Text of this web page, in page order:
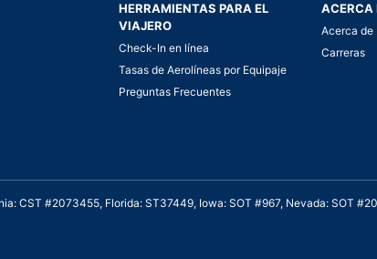
HERRAMIENTAS PARA EL
VIAJERO
Check-In en línea
Tasas de Aerolíneas por Equipaje
Preguntas Frecuentes
ACERCA
Acerca de
Carreras
CST #2073455, Florida: ST37449, Iowa: SOT #967, Nevada: SOT